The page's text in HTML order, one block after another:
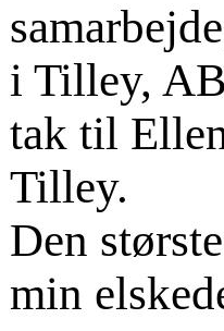
i Tilley,
tak til
Tilley.
Den
min